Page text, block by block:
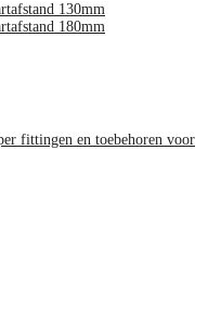
130mm
180mm
fittingen en toebehoren voor